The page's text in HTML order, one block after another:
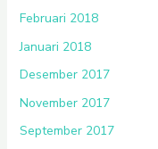
Februari 2018
Januari 2018
Desember 2017
November 2017
September 2017